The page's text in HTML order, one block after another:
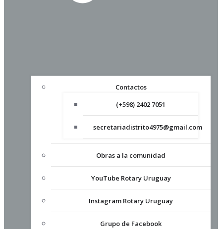
Contactos
(+598) 2402 7051
secretariadistrito4975@gmail.com
Obras a la comunidad
YouTube Rotary Uruguay
Instagram Rotary Uruguay
Grupo de Facebook